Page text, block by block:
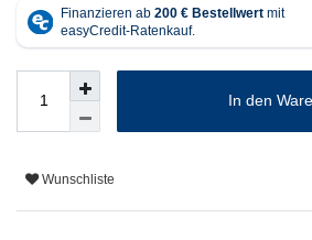
In den
Wunschliste